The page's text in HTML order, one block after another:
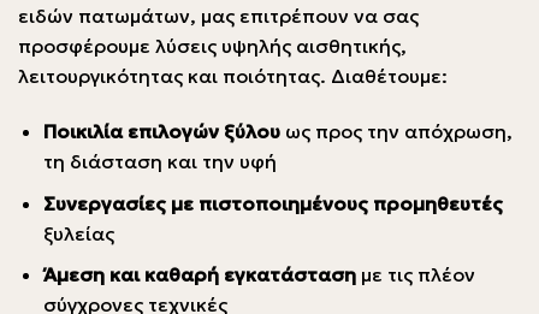
ειδών πατωμάτων, μας επιτρέπουν να σας
προσφέρουμε λύσεις υψηλής αισθητικής,
λειτουργικότητας και ποιότητας. Διαθέτουμε:
Ποικιλία επιλογών ξύλουως προς την απόχρωση,
τη διάσταση και την υφή
Συνεργασίες με πιστοποιημένους προμηθευτές
ξυλείας
Άμεση και καθαρή εγκατάστασημε τις πλέον
σύγχρονες τεχνικές